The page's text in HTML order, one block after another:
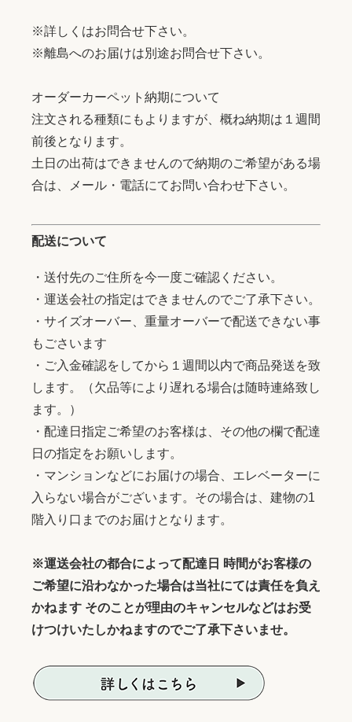
※詳しくはお問合せ下さい。
※離島へのお届けは別途お問合せ下さい。
オーダーカーペット納期について
注文される種類にもよりますが、概ね納期は１週間
前後となります。
土日の出荷はできませんので納期のご希望がある場
合は、メール・電話にてお問い合わせ下さい。
配送について
・送付先のご住所を今一度ご確認ください。
・運送会社の指定はできませんのでご了承下さい。
・サイズオーバー、重量オーバーで配送できない事
もごさいます
・ご入金確認をしてから１週間以内で商品発送を致
します。（欠品等により遅れる場合は随時連絡致し
ます。）
・配達日指定ご希望のお客様は、その他の欄で配達
日の指定をお願いします。
・マンションなどにお届けの場合、エレベーターに
入らない場合がございます。その場合は、建物の1
階入り口までのお届けとなります。
※運送会社の都合によって配達日 時間がお客様の
ご希望に沿わなかった場合は当社にては責任を負え
かねます そのことが理由のキャンセルなどはお受
けつけいたしかねますのでご了承下さいませ。